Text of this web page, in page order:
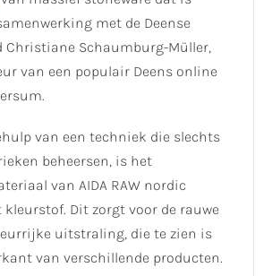
met de Deense
Christiane Schaumburg-Müller,
van een populair Deens online
van een techniek die slechts
beheersen, is het
van AIDA RAW nordic
kleurstof. Dit zorgt voor de rauwe
uitstraling, die te zien is
van verschillende producten.